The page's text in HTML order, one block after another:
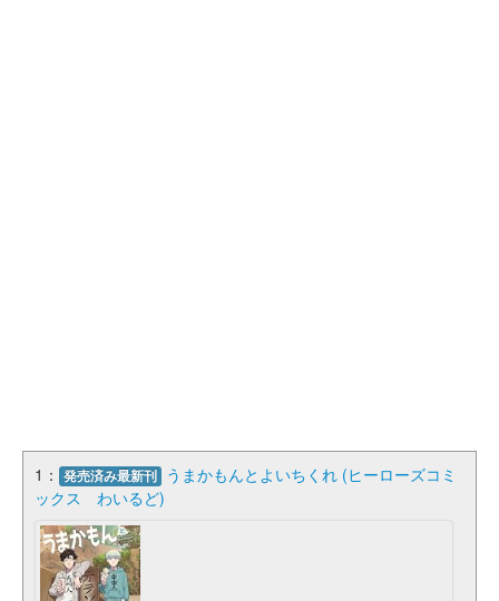
1： 発売済み最新刊 うまかもんとよいちくれ (ヒーローズコミ
ックス わいるど)